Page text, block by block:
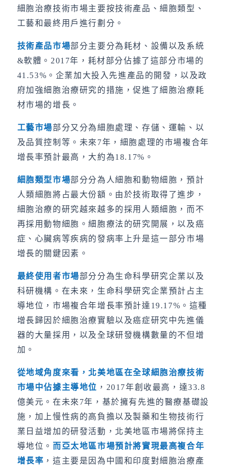
細胞治療技術市場主要按技術產品、細胞類型、
工藝和最終用戶進行劃分。
技術產品市場部分主要分為耗材、設備以及系統
&軟體。2017年，耗材部分佔據了這部分市場的
41.53%。企業加大投入先進產品的開發，以及政
府加強細胞治療研究的措施，促進了細胞治療耗
材市場的增長。
工藝市場部分又分為細胞處理、存儲、運輸、以
及品質控制等。未來7年，細胞處理的市場複合年
增長率預計最高，大約為18.17%。
細胞類型市場部分分為人細胞和動物細胞，預計
人類細胞將占最大份額。由於技術取得了進步，
細胞治療的研究越來越多的採用人類細胞，而不
再採用動物細胞。細胞療法的研究開展，以及癌
症、心臟病等疾病的發病率上升是這一部分市場
增長的關鍵因素。
最終使用者市場部分分為生命科學研究企業以及
科研機構。在未來，生命科學研究企業預計占主
導地位，市場複合年增長率預計達19.17%。這種
增長歸因於細胞治療實驗以及癌症研究中先進儀
器的大量採用，以及全球研發機構數量的不但增
加。
從地域角度來看，北美地區在全球細胞治療技術
市場中佔據主導地位 ，2017年創收最高，達33.8
億美元。在未來7年，基於擁有先進的醫療基礎設
施，加上慢性病的高負擔以及製藥和生物技術行
業日益增加的研發活動，北美地區市場將保持主
導地位。 而亞太地區市場預計將實現最高複合年
增長率 ，這主要是因為中國和印度對細胞治療產